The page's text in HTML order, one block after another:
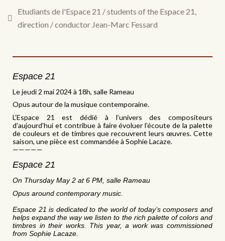
Etudiants de l'Espace 21 / students of the Espace 21,
direction / conductor Jean-Marc Fessard
Espace 21
Le jeudi 2 mai 2024 à 18h, salle Rameau
Opus autour de la musique contemporaine.
L’Espace 21 est dédié à l’univers des compositeurs
d’aujourd’hui et contribue à faire évoluer l’écoute de la palette
de couleurs et de timbres que recouvrent leurs œuvres. Cette
saison, une pièce est commandée à Sophie Lacaze.
—————
Espace 21
On Thursday May 2 at 6 PM, salle Rameau
Opus around contemporary music.
Espace 21 is dedicated to the world of today’s composers and
helps expand the way we listen to the rich palette of colors and
timbres in their works. This year, a work was commissioned
from Sophie Lacaze.